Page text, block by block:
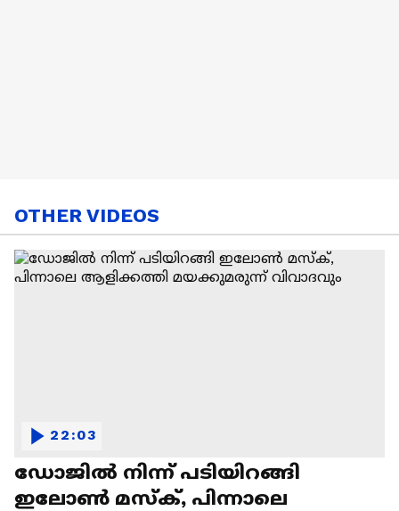
OTHER VIDEOS
ഡോജിൽ നിന്ന് പടിയിറങ്ങി
ഇലോൺ മസ്ക്, പിന്നാലെ
22:03